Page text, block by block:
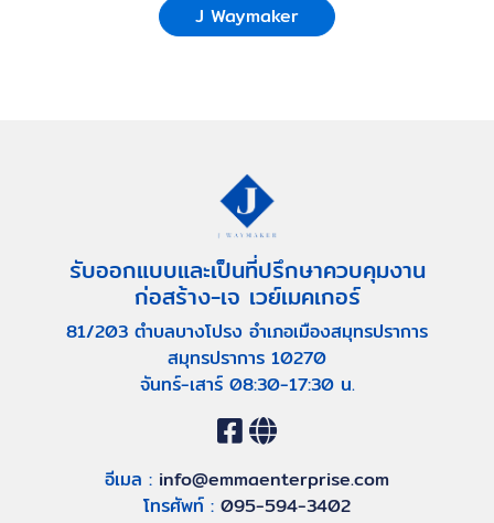
J Waymaker
รับออกแบบและเป็นที่ปรึกษาควบคุมงาน
ก่อสร้าง-เจ เวย์เมคเกอร์
81/203 ตำบลบางโปรง อำเภอเมืองสมุทรปราการ
สมุทรปราการ 10270
จันทร์-เสาร์ 08:30-17:30 น.
อีเมล : info@emmaenterprise.com
โทรศัพท์ : 095-594-3402